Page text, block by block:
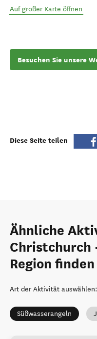
Auf großer Karte öffnen
Besuchen Sie unsere
Diese Seite teilen
Ähnliche
Christchurch
Region finden
Art der Aktivität auswählen:
Süßwasserangeln